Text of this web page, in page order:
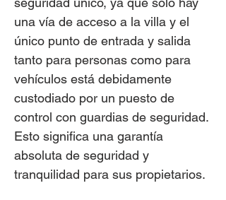
una vía de acceso a la villa y el
único punto de entrada y salida
tanto para personas como para
vehículos está debidamente
custodiado por un puesto de
control con guardias de seguridad.
Esto significa una garantía
absoluta de seguridad y
tranquilidad para sus propietarios.